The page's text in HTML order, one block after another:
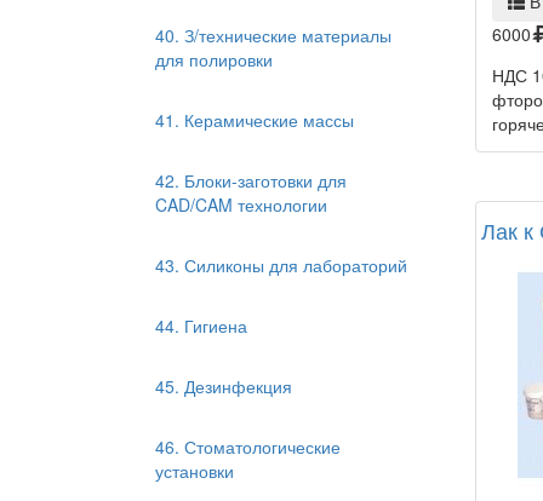
40. З/технические материалы
для полировки
41. Керамические массы
42. Блоки-заготовки для
CAD/CAM технологии
43. Силиконы для лабораторий
44. Гигиена
45. Дезинфекция
46. Стоматологические
установки
6000
НДС
Лак